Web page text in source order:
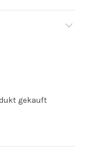
gekauft